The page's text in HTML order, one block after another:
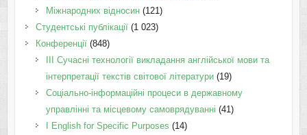
Міжнародних відносин(121)
Студентські публікації(1 023)
Конференції(848)
III Сучасні технології викладання англійської мови та
інтерпретації текстів світової літератури(19)
Соціально-інформаційні процеси в державному
управлінні та місцевому самоврядуванні (41)
І English for Specific Purposes (14)